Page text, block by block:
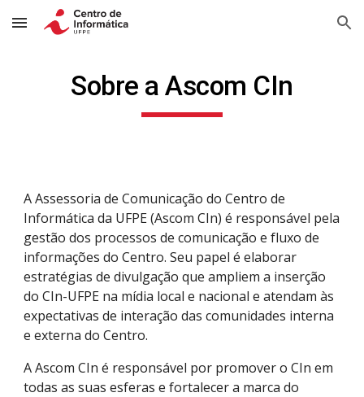
Skip to main content Skip to navigation
Sobre a Ascom CIn
A Assessoria de Comunicação do Centro de
Informática da UFPE (Ascom CIn) é responsável pela
gestão dos processos de comunicação e fluxo de
informações do Centro. Seu papel é elaborar
estratégias de divulgação que ampliem a inserção
do CIn-UFPE na mídia local e nacional e atendam às
expectativas de interação das comunidades interna
e externa do Centro.
A Ascom CIn é responsável por promover o CIn em
todas as suas esferas e fortalecer a marca do